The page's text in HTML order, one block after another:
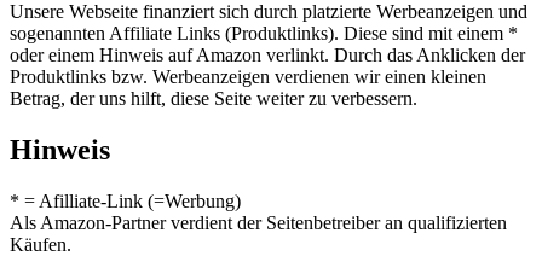
Unsere Webseite finanziert sich durch platzierte Werbeanzeigen und
sogenannten Affiliate Links (Produktlinks). Diese sind mit einem *
oder einem Hinweis auf Amazon verlinkt. Durch das Anklicken der
Produktlinks bzw. Werbeanzeigen verdienen wir einen kleinen
Betrag, der uns hilft, diese Seite weiter zu verbessern.
Hinweis
* = Afilliate-Link (=Werbung)
Als Amazon-Partner verdient der Seitenbetreiber an qualifizierten
Käufen.